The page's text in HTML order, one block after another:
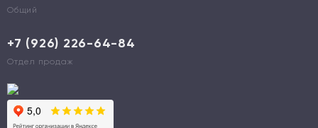
Общий
+7 (926) 226-64-84
Отдел продаж